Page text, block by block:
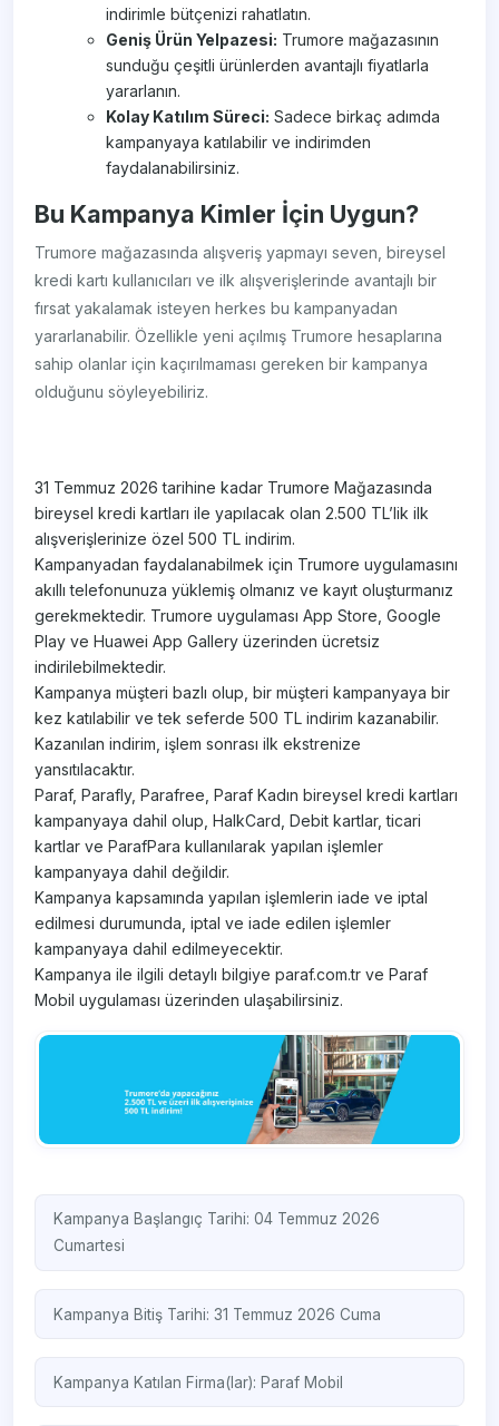
indirimle bütçenizi rahatlatın.
Geniş Ürün Yelpazesi: Trumore mağazasının
sunduğu çeşitli ürünlerden avantajlı fiyatlarla
yararlanın.
Kolay Katılım Süreci: Sadece birkaç adımda
kampanyaya katılabilir ve indirimden
faydalanabilirsiniz.
Bu Kampanya Kimler İçin Uygun?
Trumore mağazasında alışveriş yapmayı seven, bireysel
kredi kartı kullanıcıları ve ilk alışverişlerinde avantajlı bir
fırsat yakalamak isteyen herkes bu kampanyadan
yararlanabilir. Özellikle yeni açılmış Trumore hesaplarına
sahip olanlar için kaçırılmaması gereken bir kampanya
olduğunu söyleyebiliriz.
31 Temmuz 2026 tarihine kadar Trumore Mağazasında
bireysel kredi kartları ile yapılacak olan 2.500 TL’lik ilk
alışverişlerinize özel 500 TL indirim.
Kampanyadan faydalanabilmek için Trumore uygulamasını
akıllı telefonunuza yüklemiş olmanız ve kayıt oluşturmanız
gerekmektedir. Trumore uygulaması App Store, Google
Play ve Huawei App Gallery üzerinden ücretsiz
indirilebilmektedir.
Kampanya müşteri bazlı olup, bir müşteri kampanyaya bir
kez katılabilir ve tek seferde 500 TL indirim kazanabilir.
Kazanılan indirim, işlem sonrası ilk ekstrenize
yansıtılacaktır.
Paraf, Parafly, Parafree, Paraf Kadın bireysel kredi kartları
kampanyaya dahil olup, HalkCard, Debit kartlar, ticari
kartlar ve ParafPara kullanılarak yapılan işlemler
kampanyaya dahil değildir.
Kampanya kapsamında yapılan işlemlerin iade ve iptal
edilmesi durumunda, iptal ve iade edilen işlemler
kampanyaya dahil edilmeyecektir.
Kampanya ile ilgili detaylı bilgiye paraf.com.tr ve Paraf
Mobil uygulaması üzerinden ulaşabilirsiniz.
Kampanya Başlangıç Tarihi: 04 Temmuz 2026
Cumartesi
Kampanya Bitiş Tarihi: 31 Temmuz 2026 Cuma
Kampanya Katılan Firma(lar): Paraf Mobil